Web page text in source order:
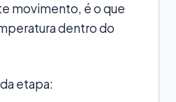
movimento, é o que
dentro do
etapa: